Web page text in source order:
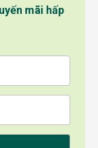
mãi hấp